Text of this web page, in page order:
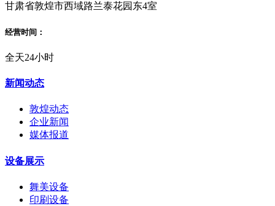
甘肃省敦煌市西域路兰泰花园东4室
经营时间：
全天24小时
新闻动态
敦煌动态
企业新闻
媒体报道
设备展示
舞美设备
印刷设备